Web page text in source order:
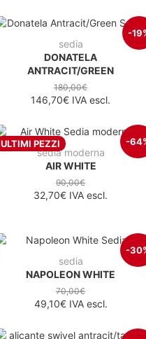
-
sedia
DONATELA
ANTRACIT/GREEN
180,00€
146,70€ IVA escl.
ULTIMI PEZZI -
sedia moderna
AIR WHITE
90,00€
32,70€ IVA escl.
-
sedia
NAPOLEON WHITE
70,00€
49,10€IVA escl.